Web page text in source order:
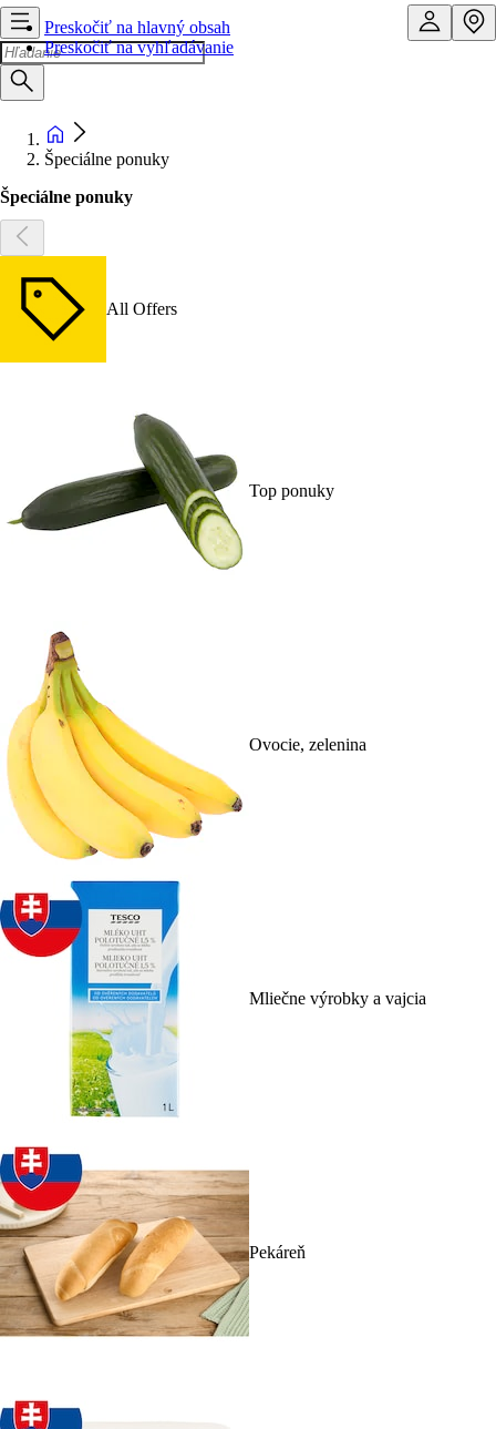
Preskočiť na hlavný obsah
Preskočiť na vyhľadávanie
Špeciálne ponuky
Špeciálne ponuky
All Offers
Top ponuky
Ovocie, zelenina
Mliečne výrobky a vajcia
Pekáreň